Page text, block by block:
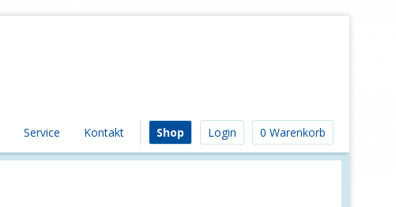
Service Kontakt Shop Login 0 Warenkorb